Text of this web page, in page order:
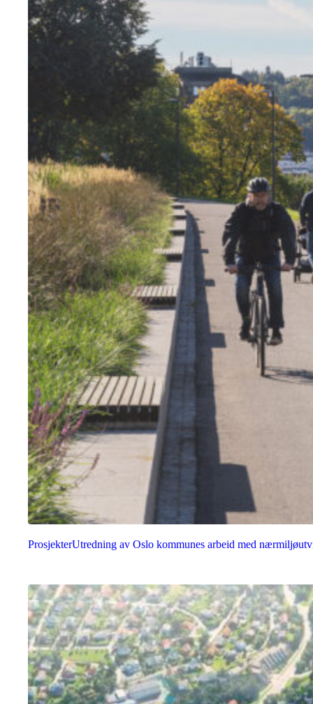
ProsjekterUtredning av Oslo kommunes arbeid med